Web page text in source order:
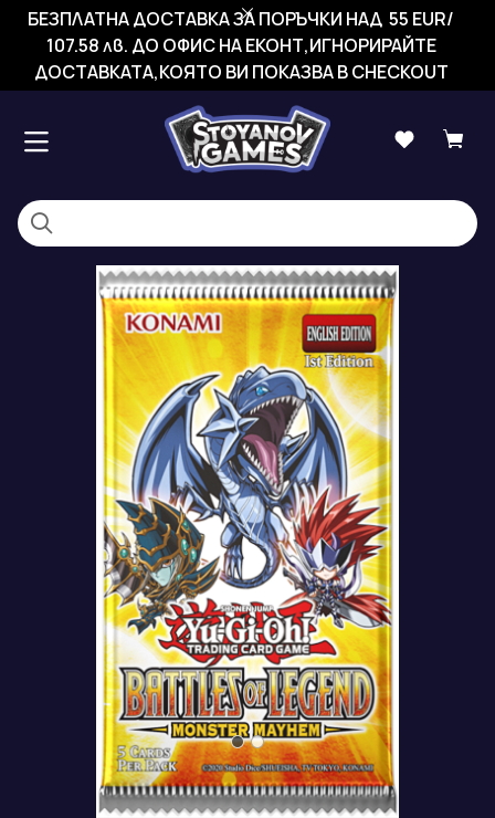
БЕЗПЛАТНА ДОСТАВКА ЗА ПОРЪЧКИ НАД 55 EUR/
107.58 лв. ДО ОФИС НА ЕКОНТ,ИГНОРИРАЙТЕ
ДОСТАВКАТА,КОЯТО ВИ ПОКАЗВА В CHECKOUT